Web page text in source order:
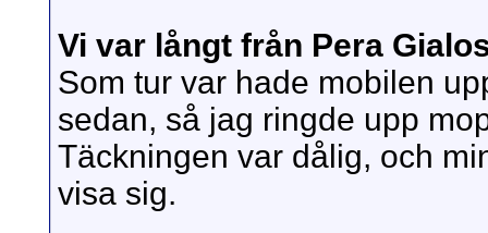
Vi var långt från Pera
Som tur var hade mobilen
sedan, så jag ringde upp
Täckningen var dålig, och
visa sig.